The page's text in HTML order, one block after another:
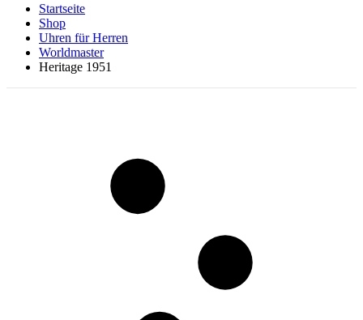
Startseite
Shop
Uhren für Herren
Worldmaster
Heritage 1951